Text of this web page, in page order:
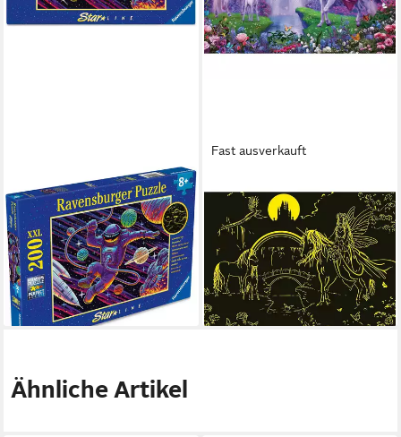
RAVENSBURGER
Puzzle 200 Teile Kinder
Puzzle XXL Ausflug ins All
12004266, Puzzleteile
21,20 €
lieferbar - in 2-3 Werktagen bei dir
Fast ausverkauft
Puzzle Ravensburger
Kinderpuzzle - 12903
Magische Einhornnacht -...,
200 Puzzleteile
ab 19,06 €
lieferbar - in 3-4 Werktagen bei dir
Ähnliche Artikel